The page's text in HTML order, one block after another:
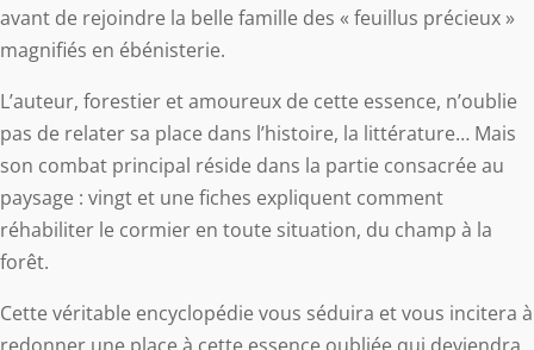
avant de rejoindre la belle famille des « feuillus précieux »
magnifiés en ébénisterie.
L’auteur, forestier et amoureux de cette essence, n’oublie
pas de relater sa place dans l’histoire, la littérature… Mais
son combat principal réside dans la partie consacrée au
paysage : vingt et une fiches expliquent comment
réhabiliter le cormier en toute situation, du champ à la
forêt.
Cette véritable encyclopédie vous séduira et vous incitera à